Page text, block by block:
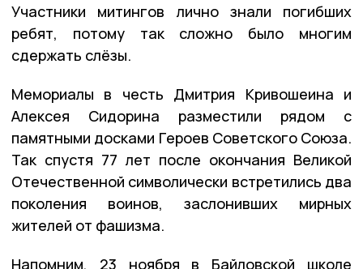
Участники митингов лично знали погибших
ребят, потому так сложно было многим
сдержать слёзы.
Мемориалы в честь Дмитрия Кривошеина и
Алексея Сидорина разместили рядом с
памятными досками Героев Советского Союза.
Так спустя 77 лет после окончания Великой
Отечественной символически встретились два
поколения воинов, заслонивших мирных
жителей от фашизма.
Напомним, 23 ноября в Байловской школе